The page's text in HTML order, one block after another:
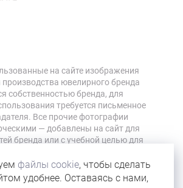
на сайте изображения
ювелирного бренда
собственностью бренда, для
требуется письменное
Все прочие фотографии
— добавлены на сайт для
бренда или с учебной целью для
файлы cookie, чтобы сделать
удобнее. Оставаясь с нами,